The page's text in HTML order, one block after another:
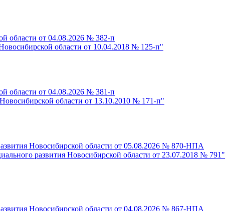
области от 04.08.2026 № 382-п
области от 10.04.2018 № 125-п"
области от 04.08.2026 № 381-п
области от 13.10.2010 № 171-п"
Новосибирской области от 05.08.2026 № 870-НПА
развития Новосибирской области от 23.07.2018 № 791"
Новосибирской области от 04.08.2026 № 867-НПА